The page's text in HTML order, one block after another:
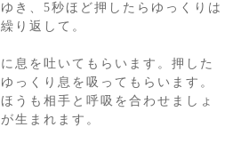
き、5秒ほど押したらゆっくりは
り返して。
息を吐いてもらいます。押した
っくり息を吸ってもらいます。
うも相手と呼吸を合わせましょ
生まれます。